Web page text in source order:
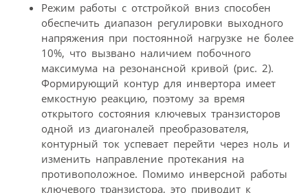
Режим работы с отстройкой вниз способен
обеспечить диапазон регулировки выходного
напряжения при постоянной нагрузке не более
10%, что вызвано наличием побочного
максимума на резонансной кривой (рис. 2).
Формирующий контур для инвертора имеет
емкостную реакцию, поэтому за время
открытого состояния ключевых транзисторов
одной из диагоналей преобразователя,
контурный ток успевает перейти через ноль и
изменить направление протекания на
противоположное. Помимо инверсной работы
ключевого транзистора, это приводит к